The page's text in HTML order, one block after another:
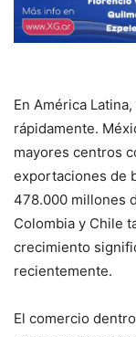
En América
rápidamente.
mayores centros
exportaciones de
478.000 millones
Colombia y Chile
crecimiento
recientemente.
El comercio